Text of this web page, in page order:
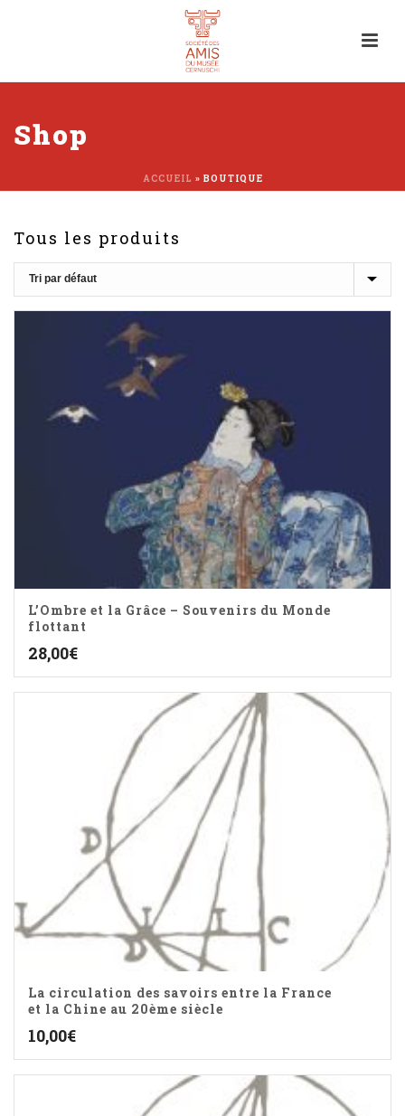
Shop
ACCUEIL » BOUTIQUE
Tous les produits
L’Ombre et la Grâce – Souvenirs du Monde
flottant
28,00€
La circulation des savoirs entre la France
et la Chine au 20ème siècle
10,00€